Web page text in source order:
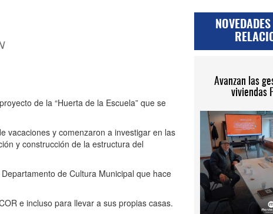
de la “Huerta de la Escuela” que se
vacaciones y comenzaron a investigar en las
y construcción de la estructura del
de Cultura Municipal que hace
e incluso para llevar a sus propias casas.
Avanzan las
viviendas